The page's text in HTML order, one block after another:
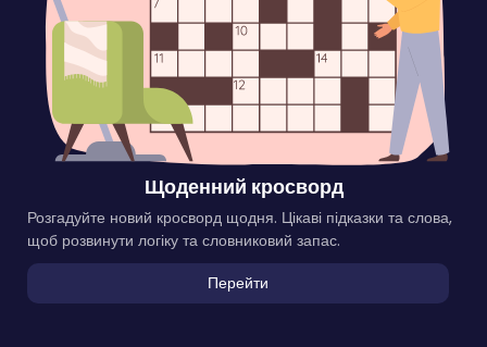
Щоденний кросворд
Розгадуйте новий кросворд щодня. Цікаві підказки та слова,
щоб розвинути логіку та словниковий запас.
Перейти